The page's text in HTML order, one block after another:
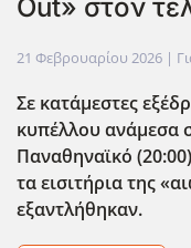
Out» στον
21 Φεβρουαρίου 2026 |
Σε κατάμεστες
κυπέλλου ανάμεσα
Παναθηναϊκό
τα εισιτήρια της
εξαντλήθηκαν.